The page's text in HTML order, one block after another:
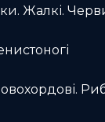
Жалкі.